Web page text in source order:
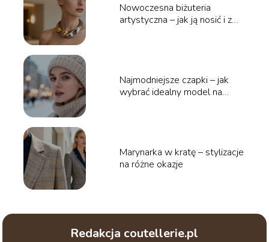
Nowoczesna biżuteria
artystyczna – jak ją nosić i z
Najmodniejsze czapki – jak
wybrać idealny model na
Marynarka w kratę – stylizacje
na różne okazje
Redakcja coutellerie.pl